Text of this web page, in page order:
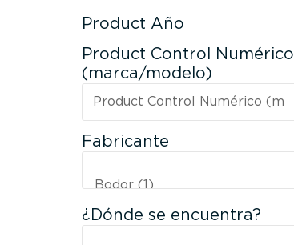
Product Año
Product Control Numérico
(marca/modelo)
Fabricante
¿Dónde se encuentra?